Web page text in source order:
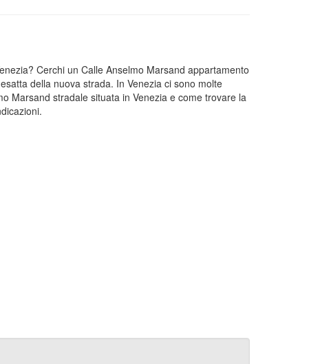
Cerchi un Calle Anselmo Marsand appartamento
della nuova strada. In Venezia ci sono molte
Marsand stradale situata in Venezia e come trovare la